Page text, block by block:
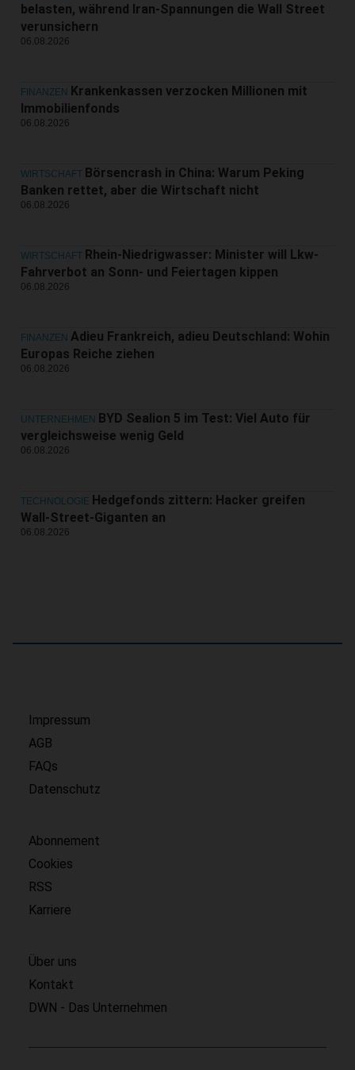
belasten, während Iran-Spannungen die Wall Street
verunsichern
06.08.2026
FINANZEN Krankenkassen verzocken Millionen mit
Immobilienfonds
06.08.2026
WIRTSCHAFT Börsencrash in China: Warum Peking
Banken rettet, aber die Wirtschaft nicht
06.08.2026
WIRTSCHAFT Rhein-Niedrigwasser: Minister will Lkw-
Fahrverbot an Sonn- und Feiertagen kippen
06.08.2026
FINANZEN Adieu Frankreich, adieu Deutschland: Wohin
Europas Reiche ziehen
06.08.2026
UNTERNEHMEN BYD Sealion 5 im Test: Viel Auto für
vergleichsweise wenig Geld
06.08.2026
TECHNOLOGIE Hedgefonds zittern: Hacker greifen
Wall-Street-Giganten an
06.08.2026
Impressum
AGB
FAQs
Datenschutz
Abonnement
Cookies
RSS
Karriere
Über uns
Kontakt
DWN - Das Unternehmen